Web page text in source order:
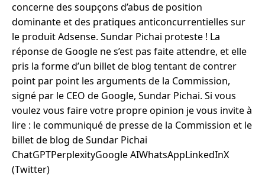
concerne des soupçons d’abus de position
dominante et des pratiques anticoncurrentielles sur
le produit Adsense. Sundar Pichai proteste ! La
réponse de Google ne s’est pas faite attendre, et elle
pris la forme d’un billet de blog tentant de contrer
point par point les arguments de la Commission,
signé par le CEO de Google, Sundar Pichai. Si vous
voulez vous faire votre propre opinion je vous invite à
lire : le communiqué de presse de la Commission et le
billet de blog de Sundar Pichai
ChatGPTPerplexityGoogle AIWhatsAppLinkedInX
(Twitter)